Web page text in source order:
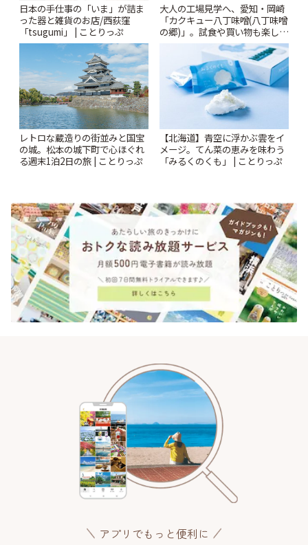
日本の手仕事の「いま」が詰ま
った器と雑貨のお店/西荻窪
「tsugumi」 | ことりっぷ
大人の工場見学へ、愛知・岡崎
「カクキュー八丁味噌(八丁味噌
の郷)」。試食や買い物も楽しみ
♪ | ことりっぷ
レトロな蔵造りの街並みと国宝
の城。松本の城下町で心ほぐれ
る週末1泊2日の旅 | ことりっぷ
【北海道】青空に浮かぶ雲をイ
メージ。てん菜の恵みを味わう
「みるくのくも」 | ことりっぷ
アプリでもっと便利に